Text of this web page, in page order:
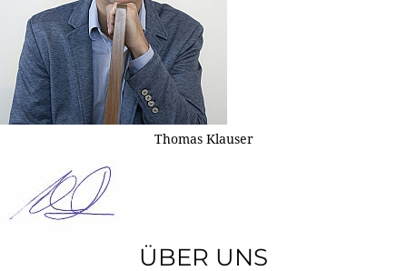
Thomas Klauser
ÜBER UNS